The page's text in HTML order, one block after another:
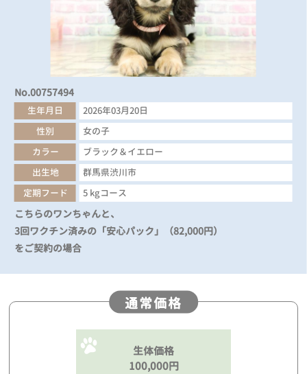
No.00757494
生年月日
2026年03月20日
性別
女の子
カラー
ブラック＆イエロー
出生地
群馬県渋川市
定期フード
5 kgコース
こちらのワンちゃんと、
3回ワクチン済みの「安心パック」（82,000円）
をご契約の場合
通常価格
生体価格
100,000円